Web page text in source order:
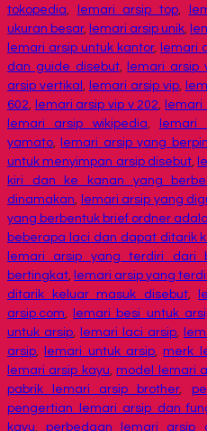
tokopedia, lemari arsip top,
ukuran besar, lemari arsip unik,
lemari arsip untuk kantor, lemari
dan guide disebut, lemari arsip
arsip vertikal , lemari arsip vip,
602, lemari arsip vip v 202, lemari
lemari arsip wikipedia, lemari
yamato,
lemari arsip yang
untuk menyimpan arsip disebut,
kiri dan ke kanan yang
dinamakan, lemari arsip yang
yang berbentuk brief ordner
beberapa laci dan dapat ditarik
lemari arsip yang terdiri dari
bertingkat, lemari arsip yang
ditarik keluar masuk disebut,
arsip.com, lemari besi untuk
untuk arsip, lemari laci arsip,
arsip, lemari untuk arsip,merk
lemari arsip kayu,model lemari
pabrik lemari arsip brother,
pengertian lemari arsip dan
kayu,perbedaan lemari arsip